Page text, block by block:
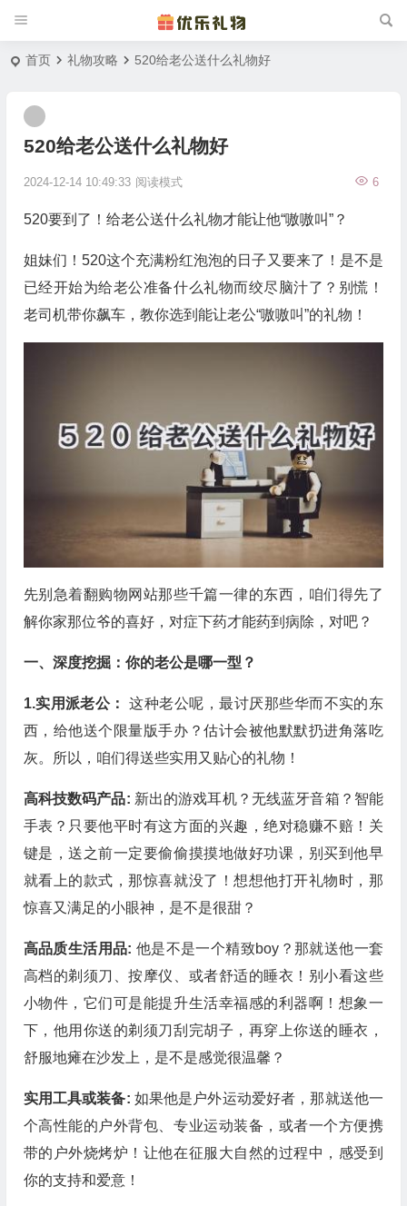
首页 礼物攻略 520给老公送什么礼物好
520给老公送什么礼物好
2024-12-14 10:49:33 6
阅读模式
520要到了！给老公送什么礼物才能让他“嗷嗷叫”？
姐妹们！520这个充满粉红泡泡的日子又要来了！是不是
已经开始为给老公准备什么礼物而绞尽脑汁了？别慌！
老司机带你飙车，教你选到能让老公“嗷嗷叫”的礼物！
先别急着翻购物网站那些千篇一律的东西，咱们得先了
解你家那位爷的喜好，对症下药才能药到病除，对吧？
一、深度挖掘：你的老公是哪一型？
1.实用派老公：这种老公呢，最讨厌那些华而不实的东
西，给他送个限量版手办？估计会被他默默扔进角落吃
灰。所以，咱们得送些实用又贴心的礼物！
高科技数码产品: 新出的游戏耳机？无线蓝牙音箱？智能
手表？只要他平时有这方面的兴趣，绝对稳赚不赔！关
键是，送之前一定要偷偷摸摸地做好功课，别买到他早
就看上的款式，那惊喜就没了！想想他打开礼物时，那
惊喜又满足的小眼神，是不是很甜？
高品质生活用品: 他是不是一个精致boy？那就送他一套
高档的剃须刀、按摩仪、或者舒适的睡衣！别小看这些
小物件，它们可是能提升生活幸福感的利器啊！想象一
下，他用你送的剃须刀刮完胡子，再穿上你送的睡衣，
舒服地瘫在沙发上，是不是感觉很温馨？
实用工具或装备: 如果他是户外运动爱好者，那就送他一
个高性能的户外背包、专业运动装备，或者一个方便携
带的户外烧烤炉！让他在征服大自然的过程中，感受到
你的支持和爱意！